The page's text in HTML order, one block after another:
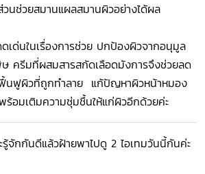
วนช่วยสมานแผลสมานผิวอย่างได้ผล
ด่นในเรื่องการช่วย ปกป้องผิวจากอนุมูล
ษ ครีมที่ผสมสารสกัดเลือดมังการจึงช่วยลด
นฟูผิวที่ถูกทำลาย แก้ปัญหาผิวหน้าหมอง
อมเติมความชุ่มชื้นให้แก่ผิวอีกด้วยค่ะ
จักกันดีแล้วฝ้ายพาไปดู 2 ไอเทมวันนี้กันค่ะ